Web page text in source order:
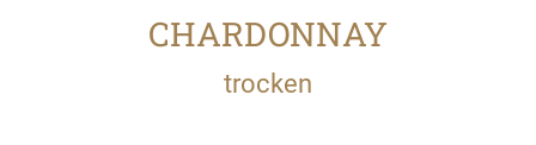
CHARDONNAY
trocken